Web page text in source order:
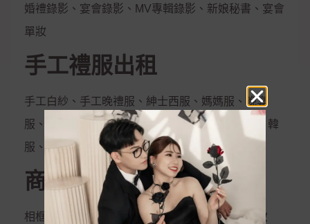
婚禮錄影、宴會錄影、MV專輯錄影、新娘秘書、宴會
單妝
手工禮服出租
手工白紗、手工晚禮服、紳士西服、媽媽服、晚宴
服、伴娘服、孕婦禮服、秀和服、龍鳳掛、唐服、韓
服、花童服
商品銷售
相框、相本、雜誌本、喜帖、定妝液、控油保濕妝